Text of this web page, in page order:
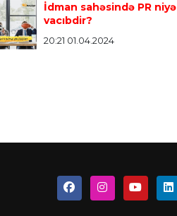
İdman sahəsində PR niyə
vacıbdir?
20:21 01.04.2024